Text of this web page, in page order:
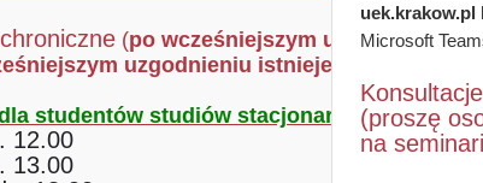
(po wcześniejszym uzgodnieniu
uzgodnieniu istnieje również
studentów studiów stacjonarnych:
12.00
13.00
uek.krakow.pl
Microsoft
(proszę
na